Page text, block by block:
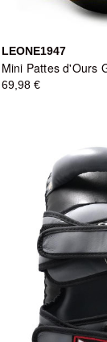
LEONE1947
Mini Pattes d'Ours
69,98 €